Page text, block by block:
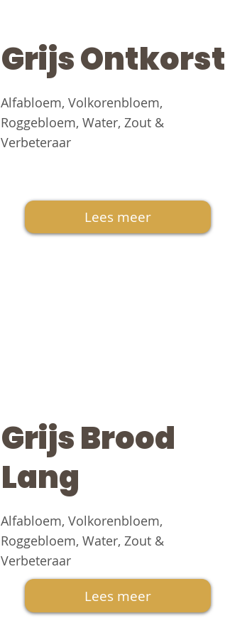
Grijs Ontkorst
Alfabloem, Volkorenbloem,
Roggebloem, Water, Zout &
Verbeteraar
Lees meer
Grijs Brood
Lang
Alfabloem, Volkorenbloem,
Roggebloem, Water, Zout &
Verbeteraar
Lees meer